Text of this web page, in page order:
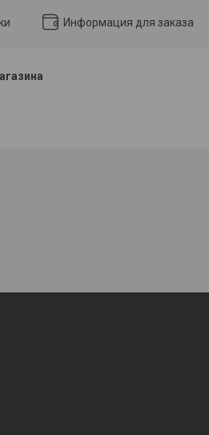
Информация для заказа